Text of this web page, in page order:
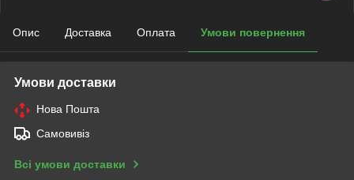
Опис Доставка Оплата Умови повернення
Умови доставки
Нова Пошта
Самовивіз
Всі умови доставки